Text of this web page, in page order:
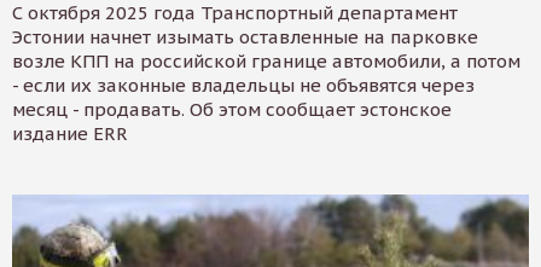
С октября 2025 года Транспортный департамент
Эстонии начнет изымать оставленные на парковке
возле КПП на российской границе автомобили, а потом
- если их законные владельцы не объявятся через
месяц - продавать. Об этом сообщает эстонское
издание ERR